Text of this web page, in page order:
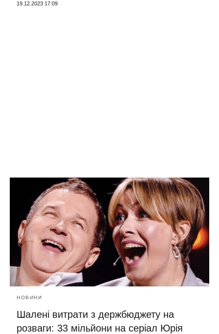
19.12.2023 17:09
НОВИНИ
Шалені витрати з держбюджету на
розваги: 33 мільйони на серіал Юрія